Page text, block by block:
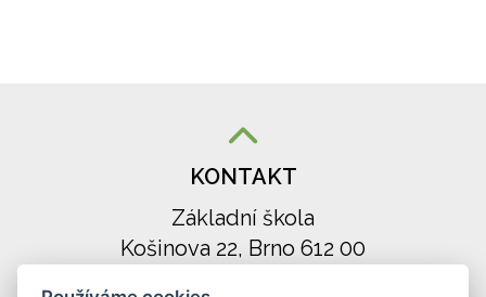
KONTAKT
Základní škola
Košinova 22, Brno 612 00